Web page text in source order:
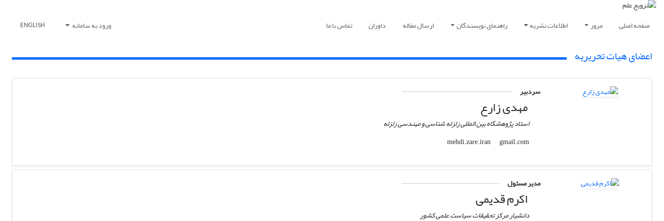
صفحه اصلی مرور اطلاعات نشریه راهنمای نویسندگان ارسال مقاله داوران تماس با ما ورود به سامانه ENGLISH
اعضای هیات تحریریه
سردبیر
مهدی زارع
استاد پژوهشگاه بین المللی زلزله شناسی و مهندسی زلزله
mehdi.zare.iran
gmail.com
مدیر مسئول
اکرم قدیمی
دانشیار مرکز تحقیقات سیاست علمی کشور